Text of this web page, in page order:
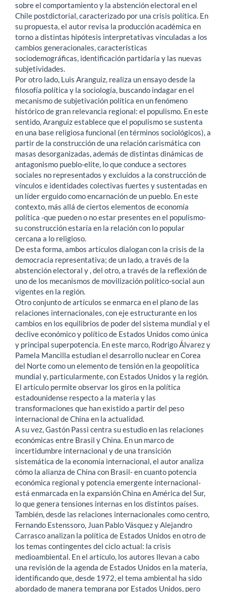
sobre el comportamiento y la abstención electoral en el
Chile postdictorial, caracterizado por una crisis política. En
su propuesta, el autor revisa la producción académica en
torno a distintas hipótesis interpretativas vinculadas a los
cambios generacionales, características
sociodemográficas, identificación partidaria y las nuevas
subjetividades.
Por otro lado, Luis Aranguiz, realiza un ensayo desde la
filosofía política y la sociología, buscando indagar en el
mecanismo de subjetivación política en un fenómeno
histórico de gran relevancia regional: el populismo. En este
sentido, Aranguiz establece que el populismo se sustenta
en una base religiosa funcional (en términos sociológicos), a
partir de la construcción de una relación carismática con
masas desorganizadas, además de distintas dinámicas de
antagonismo pueblo-elite, lo que conduce a sectores
sociales no representados y excluidos a la construcción de
vínculos e identidades colectivas fuertes y sustentadas en
un líder erguido como encarnación de un pueblo. En este
contexto, más allá de ciertos elementos de economía
política -que pueden o no estar presentes en el populismo-
su construcción estaría en la relación con lo popular
cercana a lo religioso.
De esta forma, ambos artículos dialogan con la crisis de la
democracia representativa; de un lado, a través de la
abstención electoral y , del otro, a través de la reflexión de
uno de los mecanismos de movilización político-social aun
vigentes en la región.
Otro conjunto de artículos se enmarca en el plano de las
relaciones internacionales, con eje estructurante en los
cambios en los equilibrios de poder del sistema mundial y el
declive económico y político de Estados Unidos como única
y principal superpotencia. En este marco, Rodrigo Álvarez y
Pamela Mancilla estudian el desarrollo nuclear en Corea
del Norte como un elemento de tensión en la geopolítica
mundial y, particularmente, con Estados Unidos y la región.
El artículo permite observar los giros en la política
estadounidense respecto a la materia y las
transformaciones que han existido a partir del peso
internacional de China en la actualidad.
A su vez, Gastón Passi centra su estudio en las relaciones
económicas entre Brasil y China. En un marco de
incertidumbre internacional y de una transición
sistemática de la economía internacional, el autor analiza
cómo la alianza de China con Brasil- en cuanto potencia
económica regional y potencia emergente internacional-
está enmarcada en la expansión China en América del Sur,
lo que genera tensiones internas en los distintos países.
También, desde las relaciones internacionales como centro,
Fernando Estenssoro, Juan Pablo Vásquez y Alejandro
Carrasco analizan la política de Estados Unidos en otro de
los temas contingentes del ciclo actual: la crisis
medioambiental. En el artículo, los autores llevan a cabo
una revisión de la agenda de Estados Unidos en la materia,
identificando que, desde 1972, el tema ambiental ha sido
abordado de manera temprana por Estados Unidos, pero